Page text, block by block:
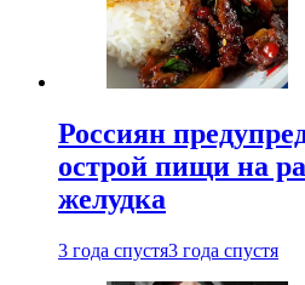
Россиян
острой пищи на
желудка
3 года спустя3 года спустя